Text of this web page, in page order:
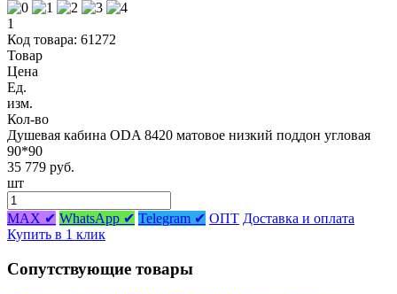
1
Код товара: 61272
Товар
Цена
Ед.
изм.
Кол-во
Душевая кабина ODA 8420 матовое низкий поддон угловая
90*90
35 779 руб.
шт
MAX ✔ WhatsApp ✔ Telegram ✔ ОПТ Доставка и оплата
Купить в 1 клик
Сопутствующие товары